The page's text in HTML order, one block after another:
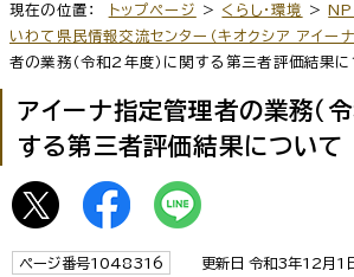
現在の位置： トップページ > くらし・環境 >
いわて県民情報交流センター（キオクシア アイーナ
者の業務（令和2年度）に関する第三者評価結果に
アイーナ指定管理者の業務（
する第三者評価結果について
ページ番号1048316 更新日 令和3年12月1